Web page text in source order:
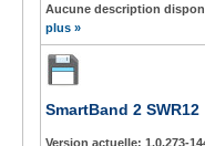
Aucune description
plus »
SmartBand 2 SWR12
Version actuelle: 1.0.273-